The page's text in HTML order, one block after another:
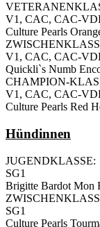
V1, CAC, CAC-
Culture Pearls
V1, CAC, CAC-
Quickli`s Numb
CHAMPION-
V1, CAC, CAC-
Culture Pearls Red
Hündinnen
JUGENDKLASSE:
SG1
Brigitte Bardot Mon
SG1
Culture Pearls